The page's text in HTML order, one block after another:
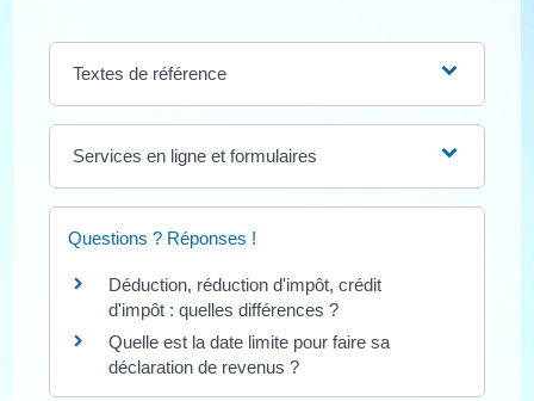
Textes de référence
Services en ligne et formulaires
Questions ? Réponses !
Déduction, réduction d'impôt, crédit
d'impôt : quelles différences ?
Quelle est la date limite pour faire sa
déclaration de revenus ?